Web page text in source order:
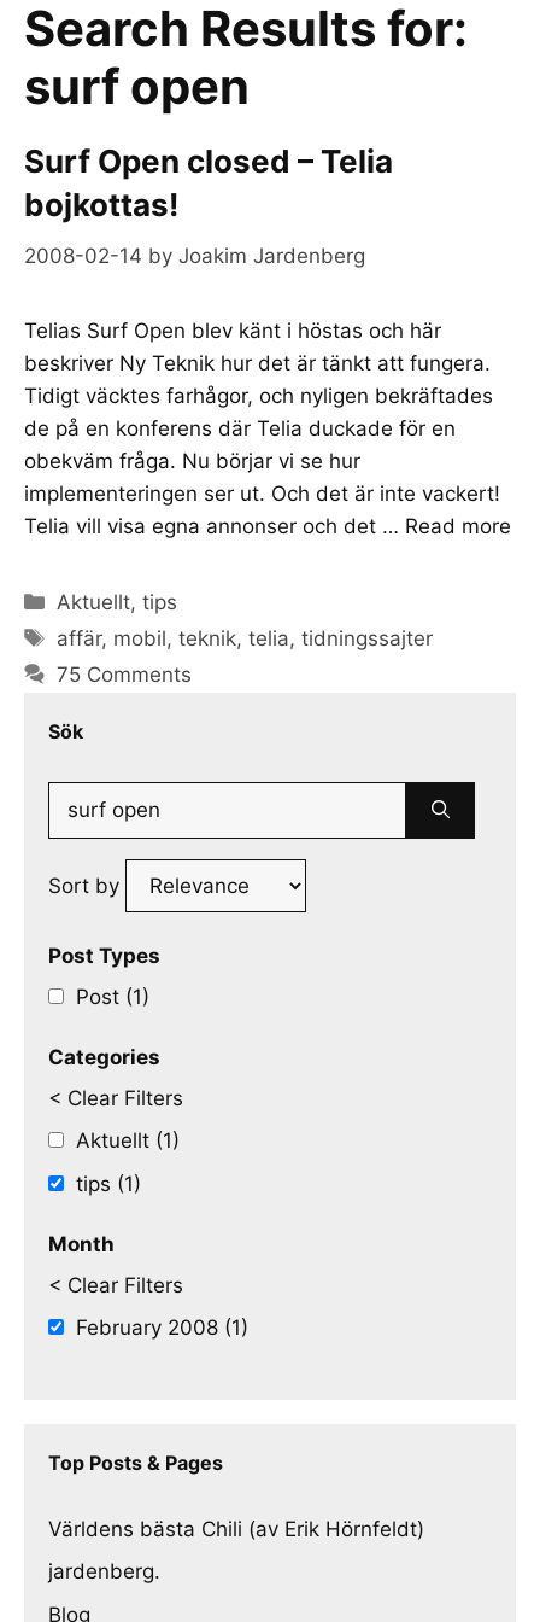
Search Results for:
surf open
Surf Open closed – Telia
bojkottas!
2008-02-14 by Joakim Jardenberg
Telias Surf Open blev känt i höstas och här
beskriver Ny Teknik hur det är tänkt att fungera.
Tidigt väcktes farhågor, och nyligen bekräftades
de på en konferens där Telia duckade för en
obekväm fråga. Nu börjar vi se hur
implementeringen ser ut. Och det är inte vackert!
Telia vill visa egna annonser och det … Read more
Categories
Aktuellt,tips
Tags
affär, mobil,teknik,telia,tidningssajter
75 Comments
Sök
Search
Sort by
Post Types
Post (1)
Categories
< Clear Filters
Aktuellt (1)
tips (1)
Month
< Clear Filters
February 2008 (1)
Top Posts & Pages
Världens bästa Chili (av Erik Hörnfeldt)
jardenberg.
Blog